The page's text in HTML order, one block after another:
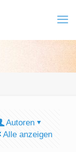
Autoren
Alle anzeigen